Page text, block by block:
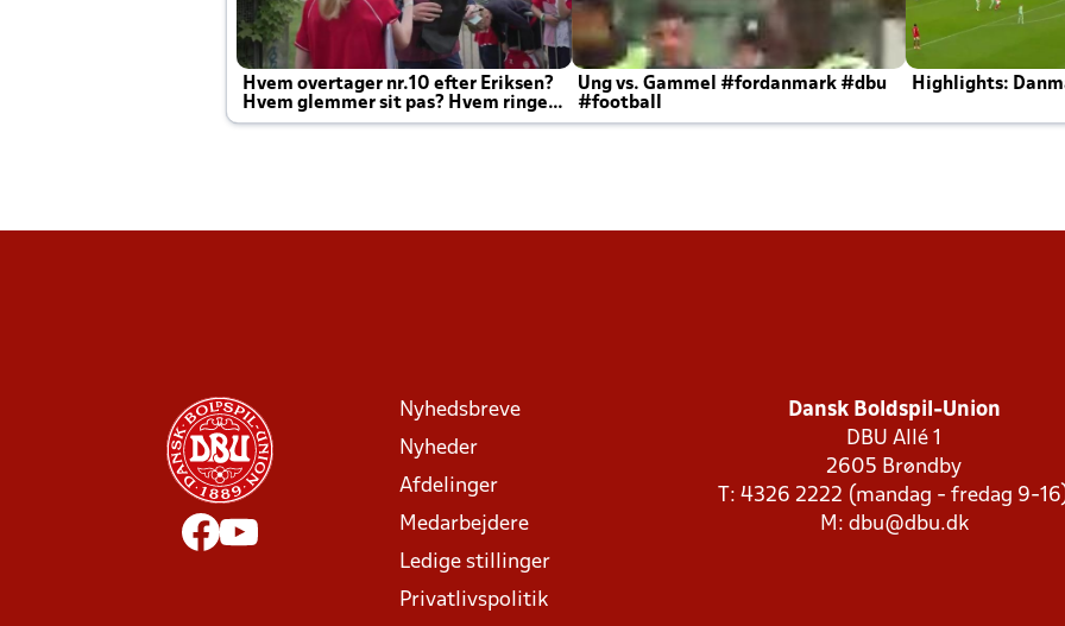
Hvem overtager nr.10 efter Eriksen?
Hvem glemmer sit pas? Hvem ringer
Joachim altid til efter kampe?
Ung vs. Gammel #fordanmark #dbu
#football
Highlights:
Nyhedsbreve
Nyheder
Afdelinger
Medarbejdere
Ledige stillinger
Privatlivspolitik
Dansk Boldspil-Union
DBU Allé 1
2605 Brøndby
T: 4326 2222 (mandag - fredag 9-
M: dbu@dbu.dk